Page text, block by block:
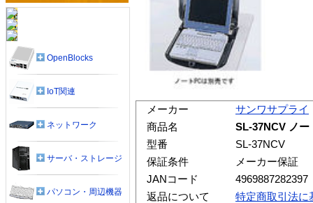
メーカー
サンワサプライ
商品名
SL-37NCV ノー
型番
SL-37NCV
保証条件
メーカー保証
JANコード
4969887282397
返品について
特定商取引法に
OpenBlocks
IoT関連
ネットワーク
サーバ・ストレージ
パソコン・周辺機器